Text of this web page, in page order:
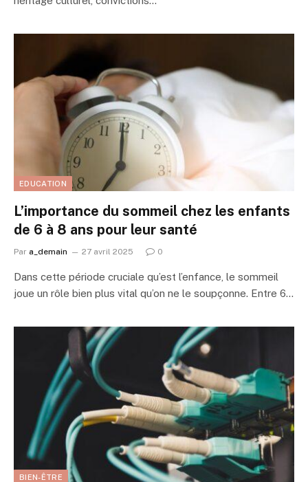
EDUCATION
L’importance du sommeil chez les enfants
de 6 à 8 ans pour leur santé
Par a_demain 27 avril 2025 0
Dans cette période cruciale qu’est l’enfance, le sommeil
joue un rôle bien plus vital qu’on ne le soupçonne. Entre 6…
BIEN-ÊTRE